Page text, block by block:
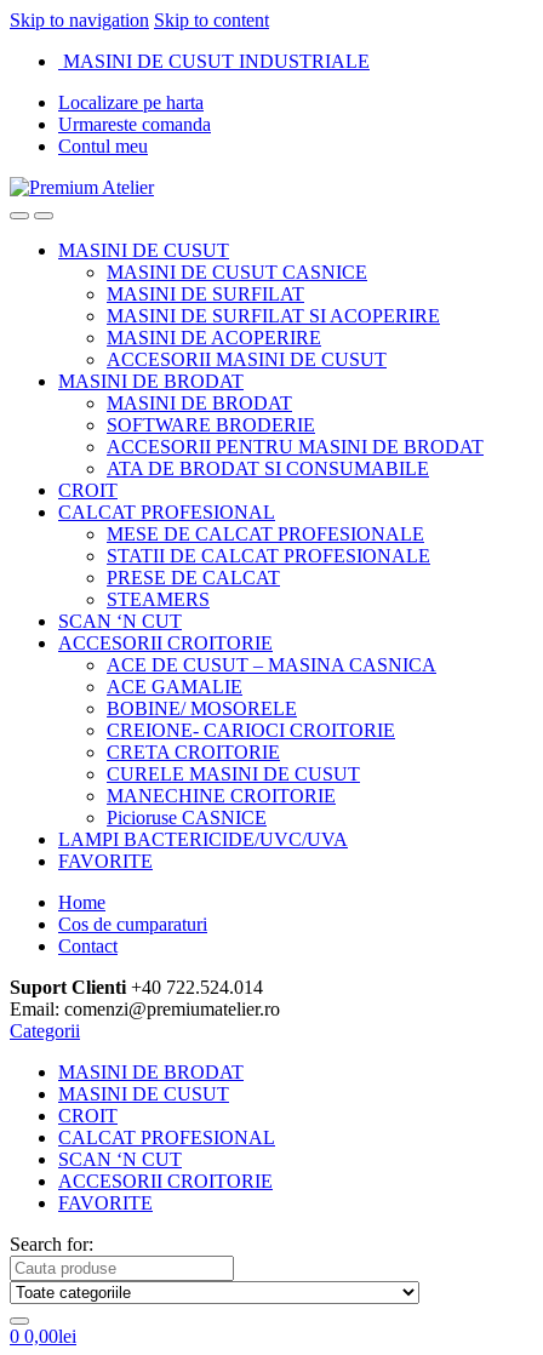
Skip to navigation Skip to content
MASINI DE CUSUT INDUSTRIALE
Localizare pe harta
Urmareste comanda
Contul meu
MASINI DE CUSUT
MASINI DE CUSUT CASNICE
MASINI DE SURFILAT
MASINI DE SURFILAT SI ACOPERIRE
MASINI DE ACOPERIRE
ACCESORII MASINI DE CUSUT
MASINI DE BRODAT
MASINI DE BRODAT
SOFTWARE BRODERIE
ACCESORII PENTRU MASINI DE BRODAT
ATA DE BRODAT SI CONSUMABILE
CROIT
CALCAT PROFESIONAL
MESE DE CALCAT PROFESIONALE
STATII DE CALCAT PROFESIONALE
PRESE DE CALCAT
STEAMERS
SCAN ‘N CUT
ACCESORII CROITORIE
ACE DE CUSUT – MASINA CASNICA
ACE GAMALIE
BOBINE/ MOSORELE
CREIONE- CARIOCI CROITORIE
CRETA CROITORIE
CURELE MASINI DE CUSUT
MANECHINE CROITORIE
Picioruse CASNICE
LAMPI BACTERICIDE/UVC/UVA
FAVORITE
Home
Cos de cumparaturi
Contact
Suport Clienti +40 722.524.014
Email: comenzi@premiumatelier.ro
Categorii
MASINI DE BRODAT
MASINI DE CUSUT
CROIT
CALCAT PROFESIONAL
SCAN ‘N CUT
ACCESORII CROITORIE
FAVORITE
Search for:
0 0,00lei